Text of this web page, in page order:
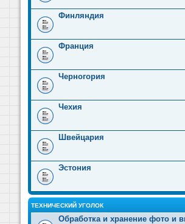
Финляндия
Франция
Черногория
Чехия
Швейцария
Эстония
ТЕХНИЧЕСКИЙ УГОЛОК
Обработка и хранение фото и